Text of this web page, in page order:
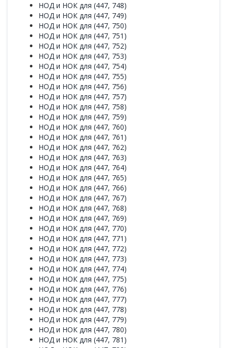
НОД и НОК для (447, 748)
НОД и НОК для (447, 749)
НОД и НОК для (447, 750)
НОД и НОК для (447, 751)
НОД и НОК для (447, 752)
НОД и НОК для (447, 753)
НОД и НОК для (447, 754)
НОД и НОК для (447, 755)
НОД и НОК для (447, 756)
НОД и НОК для (447, 757)
НОД и НОК для (447, 758)
НОД и НОК для (447, 759)
НОД и НОК для (447, 760)
НОД и НОК для (447, 761)
НОД и НОК для (447, 762)
НОД и НОК для (447, 763)
НОД и НОК для (447, 764)
НОД и НОК для (447, 765)
НОД и НОК для (447, 766)
НОД и НОК для (447, 767)
НОД и НОК для (447, 768)
НОД и НОК для (447, 769)
НОД и НОК для (447, 770)
НОД и НОК для (447, 771)
НОД и НОК для (447, 772)
НОД и НОК для (447, 773)
НОД и НОК для (447, 774)
НОД и НОК для (447, 775)
НОД и НОК для (447, 776)
НОД и НОК для (447, 777)
НОД и НОК для (447, 778)
НОД и НОК для (447, 779)
НОД и НОК для (447, 780)
НОД и НОК для (447, 781)